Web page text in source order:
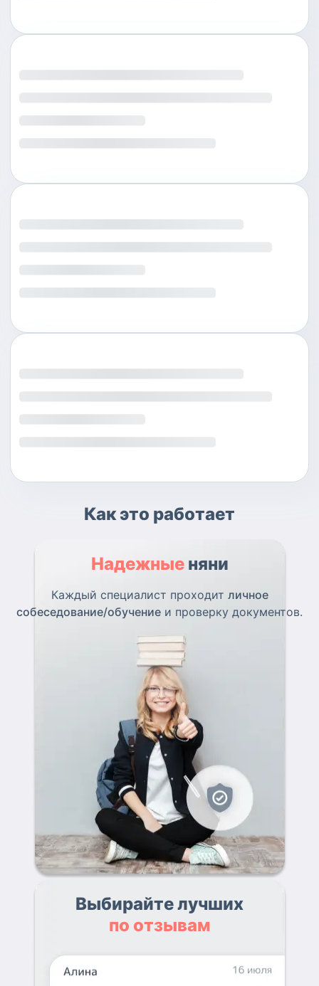
Как это работает
Надежные няни
Каждый специалист проходит личное
собеседование/обучение и проверку документов.
Выбирайте лучших
по отзывам